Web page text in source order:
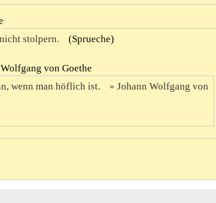
stolpern. (Sprueche)
von Goethe
wenn man höflich ist.
Johann Wolfgang von